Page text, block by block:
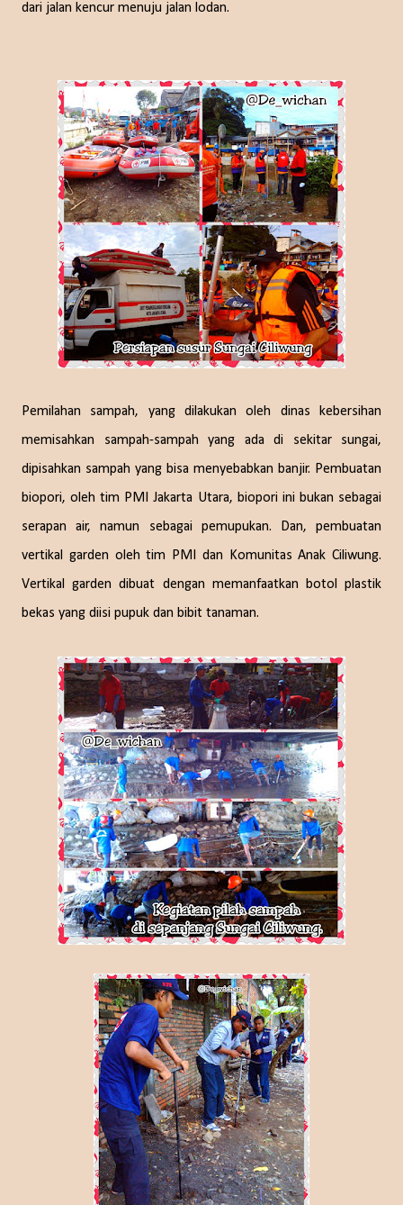
dari jalan kencur menuju jalan lodan.
Pemilahan sampah, yang dilakukan oleh dinas kebersihan
memisahkan sampah-sampah yang ada di sekitar sungai,
dipisahkan sampah yang bisa menyebabkan banjir. Pembuatan
biopori, oleh tim PMI Jakarta Utara, biopori ini bukan sebagai
serapan air, namun sebagai pemupukan. Dan, pembuatan
vertikal garden oleh tim PMI dan Komunitas Anak Ciliwung.
Vertikal garden dibuat dengan memanfaatkan botol plastik
bekas yang diisi pupuk dan bibit tanaman.